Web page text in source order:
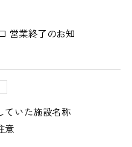
営業終了のお知
ていた施設名称
意